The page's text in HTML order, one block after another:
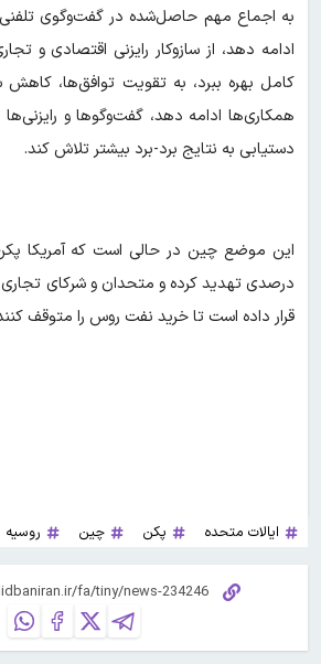
به اجماع مهم حاصل‌شده در گفت‌وگوی
ادامه دهد، از سازوکار رایزنی اقتصادی و
کامل بهره ببرد، به تقویت توافق‌ها،
همکاری‌ها ادامه دهد، گفت‌وگوها و
دستیابی به نتایج برد-برد بیشتر تلاش کند.
درصدی تهدید کرده و متحدان و شرکای تجاری
قرار داده است تا خرید نفت روس را متوقف
ایالات متحده پکن چین روسیه